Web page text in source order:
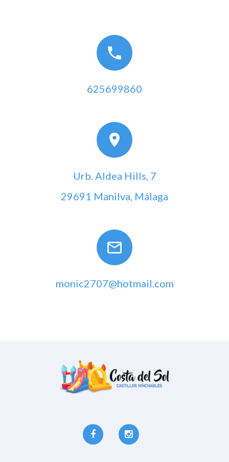
625699860
Urb. Aldea Hills, 7
29691 Manilva, Málaga
monic2707@hotmail.com